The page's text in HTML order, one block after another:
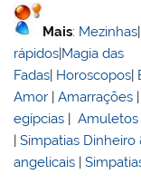
Mais: Mezinhas
rápidos|Magia das
Fadas| Horoscopos|
Amor |Amarrações
egípcias |Amuletos
|Simpatias Dinheiro
angelicais |